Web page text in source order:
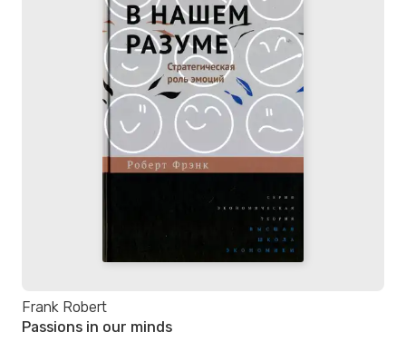
Frank Robert
Passions in our minds